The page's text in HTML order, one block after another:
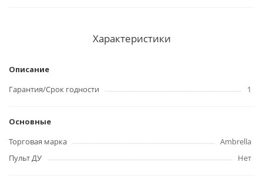
Характеристики
Описание
Гарантия/Срок годности
1
Основные
Торговая марка
Ambrella
Пульт ДУ
Нет